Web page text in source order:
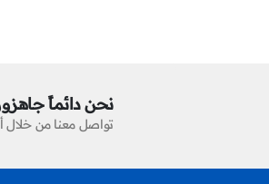
نحن دائماً
تواصل معنا من خلال